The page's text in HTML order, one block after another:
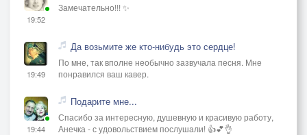
19:52
Замечательно!!! ✨
19:49
Да возьмите же кто-нибудь это сердце!
По мне, так вполне необычно зазвучала песня. Мне
понравился ваш кавер.
19:44
Подарите мне...
Спасибо за интересную, душевную и красивую работу,
Анечка - с удовольствием послушали! 👍💕👌